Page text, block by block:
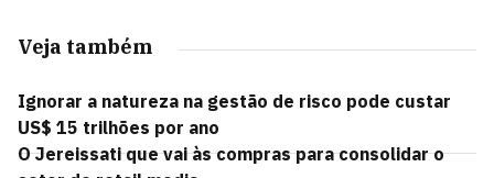
Veja também
Ignorar a natureza na gestão de risco pode custar
US$ 15 trilhões por ano
O Jereissati que vai às compras para consolidar o